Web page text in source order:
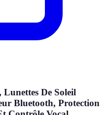
De Soleil
Bluetooth, Protection